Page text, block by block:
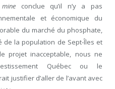
conclue qu’il n’y a pas
et économique du
du marché du phosphate,
de la population de Sept-Îles et
projet inacceptable, nous ne
Québec ou le
justifier d’aller de l’avant avec